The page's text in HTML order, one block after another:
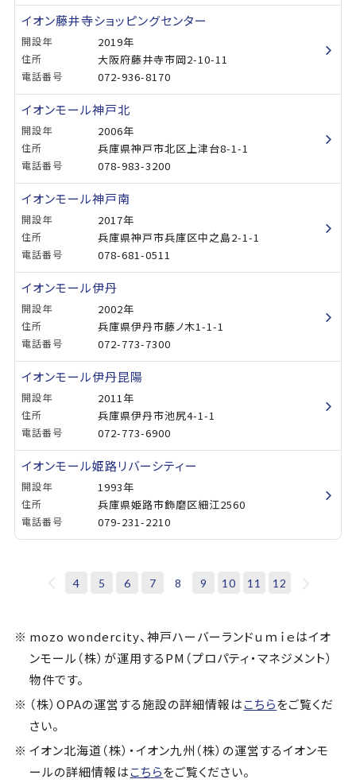
イオン藤井寺ショッピングセンター
開設年 2019年
住所 大阪府藤井寺市岡2-10-11
電話番号 072-936-8170
イオンモール神戸北
開設年 2006年
住所 兵庫県神戸市北区上津台8-1-1
電話番号 078-983-3200
イオンモール神戸南
開設年 2017年
住所 兵庫県神戸市兵庫区中之島2-1-1
電話番号 078-681-0511
イオンモール伊丹
開設年 2002年
住所 兵庫県伊丹市藤ノ木1-1-1
電話番号 072-773-7300
イオンモール伊丹昆陽
開設年 2011年
住所 兵庫県伊丹市池尻4-1-1
電話番号 072-773-6900
イオンモール姫路リバーシティー
開設年 1993年
住所 兵庫県姫路市飾磨区細江2560
電話番号 079-231-2210
4 5 6 7 8 9 10 11 12
mozo wondercity、神戸ハーバーランドｕｍｉｅはイオ
ンモール（株）が運用するPM（プロパティ・マネジメント）
物件です。
（株）OPAの運営する施設の詳細情報はこちらをご覧くだ
さい。
イオン北海道（株）・イオン九州（株）の運営するイオンモ
ールの詳細情報はこちらをご覧ください。